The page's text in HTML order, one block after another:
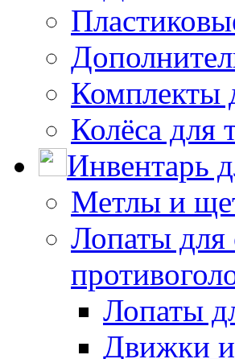
Комплекты
Колёса для
Инвентарь
Метлы и
Лопаты для
Лопаты
Движки и